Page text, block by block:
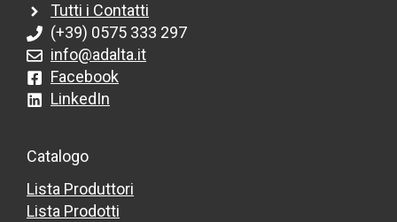
Tutti i Contatti
(+39) 0575 333 297
info@adalta.it
Facebook
LinkedIn
Catalogo
Lista Produttori
Lista Prodotti